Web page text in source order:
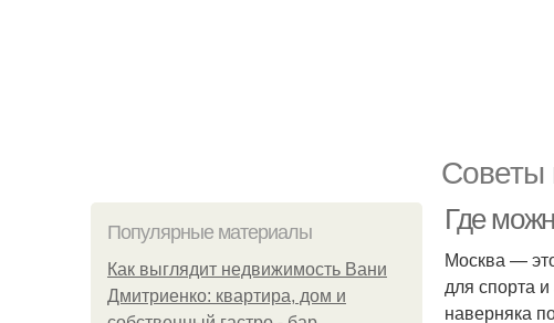
Советы
Популярные материалы
Как выглядит недвижимость Вани
Дмитриенко: квартира, дом и
Где
Москва —
для спорта
наверняка